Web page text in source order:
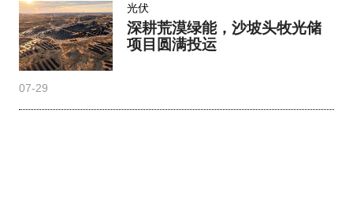
光伏
深耕荒漠绿能，沙坡头牧光储
项目圆满投运
07-29